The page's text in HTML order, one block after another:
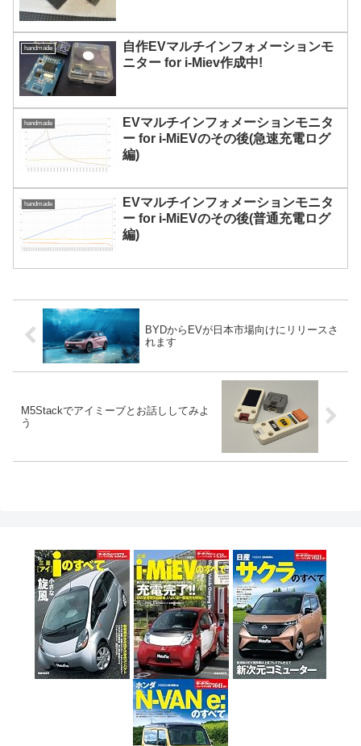
handmade
自作EVマルチインフォメーションモ
ニター for i-Miev作成中!
handmade
EVマルチインフォメーションモニタ
ー for i-MiEVのその後(急速充電ログ
編)
handmade
EVマルチインフォメーションモニタ
ー for i-MiEVのその後(普通充電ログ
編)
BYDからEVが日本市場向けにリリースさ
れます
M5Stackでアイミーブとお話ししてみよ
う